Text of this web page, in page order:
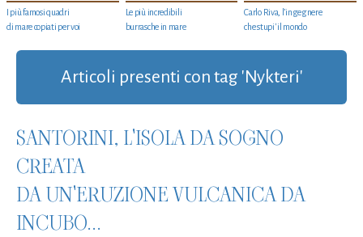
I più famosi quadri
di mare copiati per voi
Le più incredibili
burrasche in mare
Carlo Riva, l’ingegnere
che stupi' il mondo
Articoli presenti con tag 'Nykteri'
SANTORINI, L'ISOLA DA SOGNO
CREATA
DA UN'ERUZIONE VULCANICA DA
INCUBO...